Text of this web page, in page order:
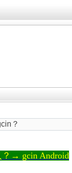
？
→ gcin Android